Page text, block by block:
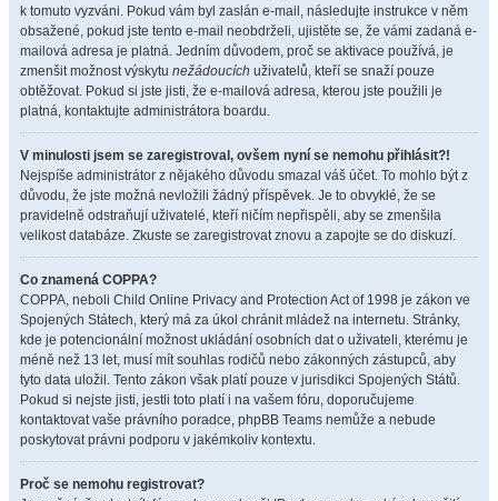
k tomuto vyzváni. Pokud vám byl zaslán e-mail, následujte instrukce v něm
obsažené, pokud jste tento e-mail neobdrželi, ujistěte se, že vámi zadaná e-
mailová adresa je platná. Jedním důvodem, proč se aktivace používá, je
zmenšit možnost výskytu nežádoucích uživatelů, kteří se snaží pouze
obtěžovat. Pokud si jste jisti, že e-mailová adresa, kterou jste použili je
platná, kontaktujte administrátora boardu.
V minulosti jsem se zaregistroval, ovšem nyní se nemohu přihlásit?!
Nejspíše administrátor z nějakého důvodu smazal váš účet. To mohlo být z
důvodu, že jste možná nevložili žádný příspěvek. Je to obvyklé, že se
pravidelně odstraňují uživatelé, kteří ničím nepřispěli, aby se zmenšila
velikost databáze. Zkuste se zaregistrovat znovu a zapojte se do diskuzí.
Co znamená COPPA?
COPPA, neboli Child Online Privacy and Protection Act of 1998 je zákon ve
Spojených Státech, který má za úkol chránit mládež na internetu. Stránky,
kde je potencionální možnost ukládání osobních dat o uživateli, kterému je
méně než 13 let, musí mít souhlas rodičů nebo zákonných zástupců, aby
tyto data uložil. Tento zákon však platí pouze v jurisdikci Spojených Států.
Pokud si nejste jisti, jestli toto platí i na vašem fóru, doporučujeme
kontaktovat vaše právního poradce, phpBB Teams nemůže a nebude
poskytovat právni podporu v jakémkoliv kontextu.
Proč se nemohu registrovat?